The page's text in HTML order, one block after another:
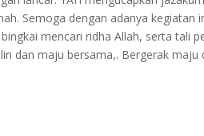
Semoga dengan adanya
mencari ridha Allah, serta tali
dan maju bersama,. Bergerak maju